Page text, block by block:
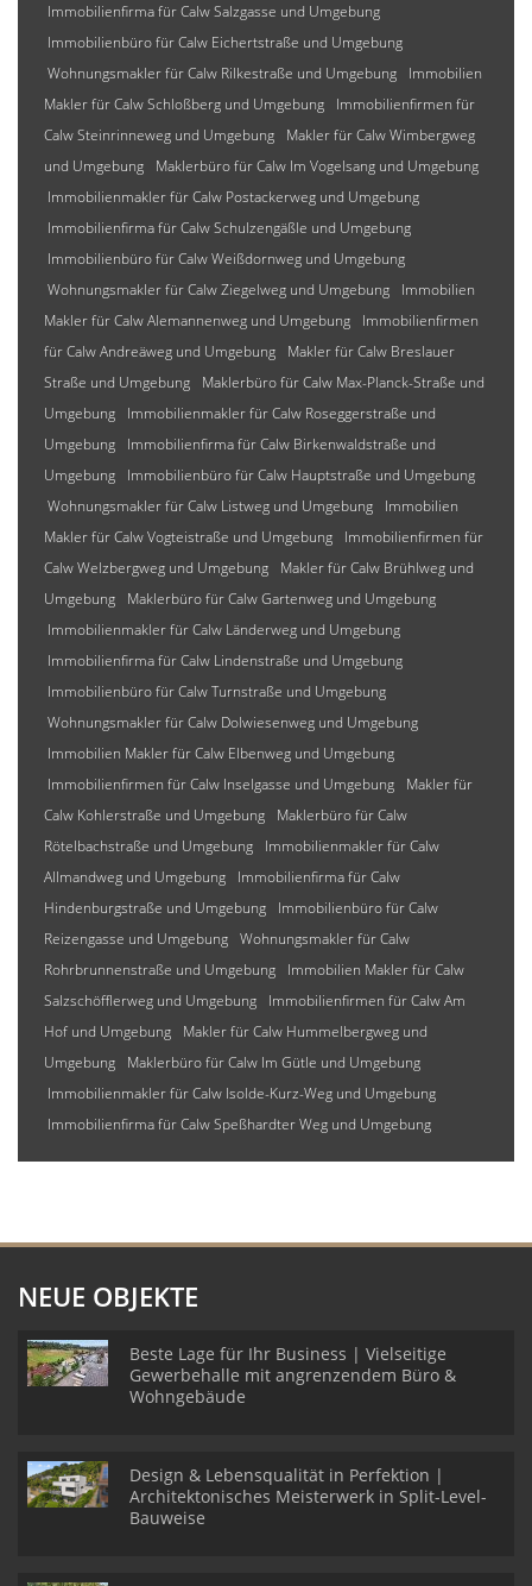
Immobilienfirma für Calw Salzgasse und Umgebung
Immobilienbüro für Calw Eichertstraße und Umgebung
Wohnungsmakler für Calw Rilkestraße und Umgebung
Immobilien
Makler für Calw Schloßberg und Umgebung
Immobilienfirmen für
Calw Steinrinneweg und Umgebung
Makler für Calw Wimbergweg
und Umgebung
Maklerbüro für Calw Im Vogelsang und Umgebung
Immobilienmakler für Calw Postackerweg und Umgebung
Immobilienfirma für Calw Schulzengäßle und Umgebung
Immobilienbüro für Calw Weißdornweg und Umgebung
Wohnungsmakler für Calw Ziegelweg und Umgebung
Immobilien
Makler für Calw Alemannenweg und Umgebung
Immobilienfirmen
für Calw Andreäweg und Umgebung
Makler für Calw Breslauer
Straße und Umgebung
Maklerbüro für Calw Max-Planck-Straße und
Umgebung
Immobilienmakler für Calw Roseggerstraße und
Umgebung
Immobilienfirma für Calw Birkenwaldstraße und
Umgebung
Immobilienbüro für Calw Hauptstraße und Umgebung
Wohnungsmakler für Calw Listweg und Umgebung
Immobilien
Makler für Calw Vogteistraße und Umgebung
Immobilienfirmen für
Calw Welzbergweg und Umgebung
Makler für Calw Brühlweg und
Umgebung
Maklerbüro für Calw Gartenweg und Umgebung
Immobilienmakler für Calw Länderweg und Umgebung
Immobilienfirma für Calw Lindenstraße und Umgebung
Immobilienbüro für Calw Turnstraße und Umgebung
Wohnungsmakler für Calw Dolwiesenweg und Umgebung
Immobilien Makler für Calw Elbenweg und Umgebung
Immobilienfirmen für Calw Inselgasse und Umgebung
Makler für
Calw Kohlerstraße und Umgebung
Maklerbüro für Calw
Rötelbachstraße und Umgebung
Immobilienmakler für Calw
Allmandweg und Umgebung
Immobilienfirma für Calw
Hindenburgstraße und Umgebung
Immobilienbüro für Calw
Reizengasse und Umgebung Wohnungsmakler für Calw
Rohrbrunnenstraße und Umgebung
Immobilien Makler für Calw
Salzschöfflerweg und Umgebung
Immobilienfirmen für Calw Am
Hof und Umgebung
Makler für Calw Hummelbergweg und
Umgebung
Maklerbüro für Calw Im Gütle und Umgebung
Immobilienmakler für Calw Isolde-Kurz-Weg und Umgebung
Immobilienfirma für Calw Speßhardter Weg und Umgebung
NEUE OBJEKTE
Beste Lage für Ihr Business | Vielseitige
Gewerbehalle mit angrenzendem Büro &
Wohngebäude
Design & Lebensqualität in Perfektion |
Architektonisches Meisterwerk in Split-Level-
Bauweise